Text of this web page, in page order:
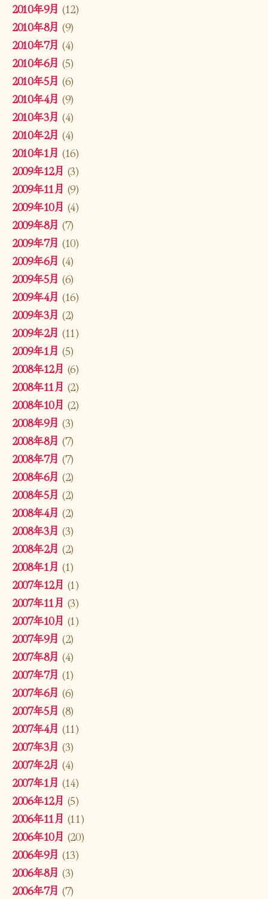
2010年9月 (12)
2010年8月 (9)
2010年7月 (4)
2010年6月 (5)
2010年5月 (6)
2010年4月 (9)
2010年3月 (4)
2010年2月 (4)
2010年1月 (16)
2009年12月 (3)
2009年11月 (9)
2009年10月 (4)
2009年8月 (7)
2009年7月 (10)
2009年6月 (4)
2009年5月 (6)
2009年4月 (16)
2009年3月 (2)
2009年2月 (11)
2009年1月 (5)
2008年12月 (6)
2008年11月 (2)
2008年10月 (2)
2008年9月 (3)
2008年8月 (7)
2008年7月 (7)
2008年6月 (2)
2008年5月 (2)
2008年4月 (2)
2008年3月 (3)
2008年2月 (2)
2008年1月 (1)
2007年12月 (1)
2007年11月 (3)
2007年10月 (1)
2007年9月 (2)
2007年8月 (4)
2007年7月 (1)
2007年6月 (6)
2007年5月 (8)
2007年4月 (11)
2007年3月 (3)
2007年2月 (4)
2007年1月 (14)
2006年12月 (5)
2006年11月 (11)
2006年10月 (20)
2006年9月 (13)
2006年8月 (3)
2006年7月 (7)